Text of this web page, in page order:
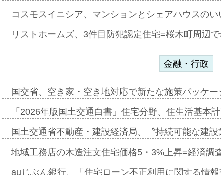
コスモスイニシア、マンションとシェアハウスの
リストホームズ、3件目防犯認定住宅=桜木町周辺
金融・行政
国交省、空き家・空き地対応で新たな施策パッケ
「2026年版国土交通白書」住宅分野、住生活基本
国土交通省不動産・建設経済局、〝持続可能な建
地域工務店の木造注文住宅価格5・3%上昇=経済調
auじぶん銀行、「住宅ローン不正利用に関する情